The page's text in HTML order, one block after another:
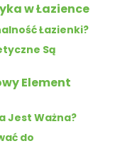
w Łazience
Łazienki?
Są
Element
Jest Ważna?
do